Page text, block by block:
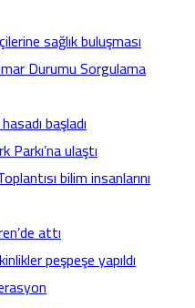
sağlık buluşması
Durumu Sorgulama
başladı
ulaştı
bilim insanlarını
attı
peşpeşe yapıldı